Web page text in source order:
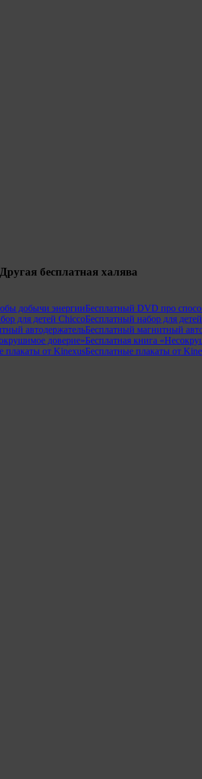
Другая бесплатная халява
Бесплатный DVD про
Бесплатный набор для
Бесплатный магнитный
Бесплатная книга
Бесплатные плакаты от